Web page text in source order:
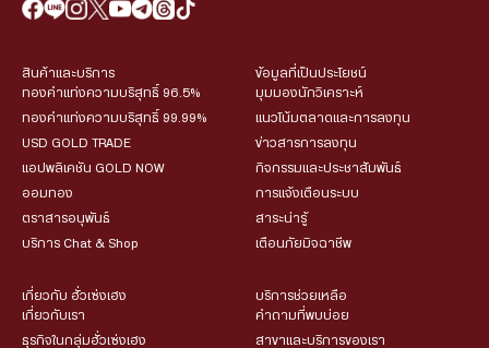
สินค้าและบริการ
ทองคำแท่งความบริสุทธิ์ 96.5%
ทองคำแท่งความบริสุทธิ์ 99.99%
USD GOLD TRADE
แอปพลิเคชัน GOLD NOW
ออมทอง
ตราสารอนุพันธ์
บริการ Chat & Shop
ข้อมูลที่เป็นประโยชน์
มุมมองนักวิเคราะห์
แนวโน้มตลาดและการลงทุน
ข่าวสารการลงทุน
กิจกรรมและประชาสัมพันธ์
การแจ้งเตือนระบบ
สาระน่ารู้
เตือนภัยมิจฉาชีพ
เกี่ยวกับ ฮั่วเซ่งเฮง
เกี่ยวกับเรา
ธุรกิจในกลุ่มฮั่วเซ่งเฮง
บริการช่วยเหลือ
คำถามที่พบบ่อย
สาขาและบริการของเรา